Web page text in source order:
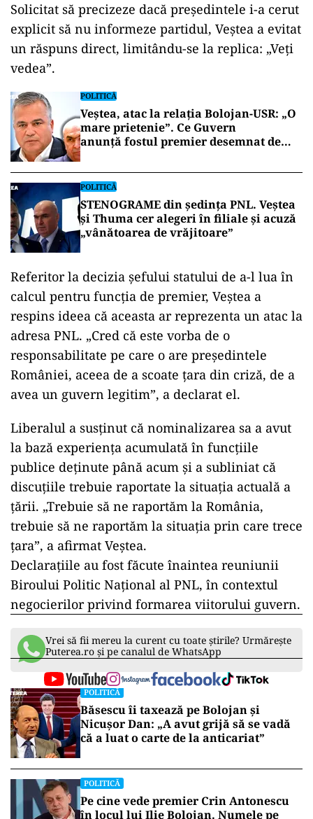
Solicitat să precizeze dacă președintele i-a cerut
explicit să nu informeze partidul, Veștea a evitat
un răspuns direct, limitându-se la replica: „Veți
vedea”.
POLITICĂ
Veștea, atac la relația Bolojan-USR: „O
mare prietenie”. Ce Guvern
anunță fostul premier desemnat de
POLITICĂ
STENOGRAME din ședința PNL. Veștea
și Thuma cer alegeri în filiale și acuză
„vânătoarea de vrăjitoare”
Referitor la decizia șefului statului de a-l lua în
calcul pentru funcția de premier, Veștea a
respins ideea că aceasta ar reprezenta un atac la
adresa PNL. „Cred că este vorba de o
responsabilitate pe care o are președintele
României, aceea de a scoate țara din criză, de a
avea un guvern legitim”, a declarat el.
Liberalul a susținut că nominalizarea sa a avut
la bază experiența acumulată în funcțiile
publice deținute până acum și a subliniat că
discuțiile trebuie raportate la situația actuală a
țării. „Trebuie să ne raportăm la România,
trebuie să ne raportăm la situația prin care trece
țara”, a afirmat Veștea.
Declarațiile au fost făcute înaintea reuniunii
Biroului Politic Național al PNL, în contextul
negocierilor privind formarea viitorului guvern.
Vrei să fii mereu la curent cu toate știrile? Urmărește
Puterea.ro și pe canalul de WhatsApp
POLITICĂ
Băsescu îi taxează pe Bolojan și
Nicușor Dan: „A avut grijă să se vadă
că a luat o carte de la anticariat”
POLITICĂ
Pe cine vede premier Crin Antonescu
în locul lui Ilie Bolojan. Numele pe